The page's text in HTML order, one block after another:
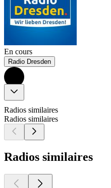
En cours
Radio Dresden
Radios similaires
Radios similaires
Radios similaires